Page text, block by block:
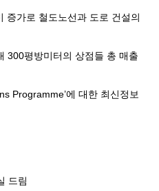
증가로 철도노선과 도로 건설의
300평방미터의 상점들 총 매출
Programme’에 대한 최신정보
드림